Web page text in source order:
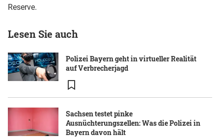
Reserve.
Lesen Sie auch
Polizei Bayern geht in virtueller Realität
auf Verbrecherjagd
Sachsen testet pinke
Ausnüchterungszellen: Was die Polizei in
Bayern davon hält